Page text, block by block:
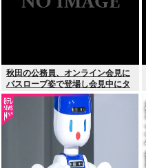
秋田の公務員、オンライン会見に
バスローブ姿で登場し会見中にタ
バコを吸う←あのさあ！